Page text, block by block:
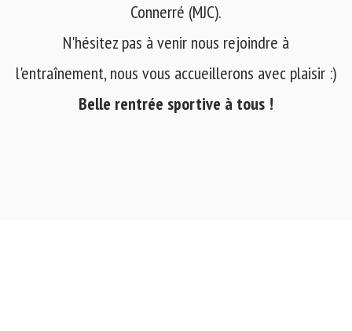
Connerré (MJC).
N'hésitez pas à venir nous rejoindre à
l'entraînement, nous vous accueillerons avec plaisir :)
Belle rentrée sportive à tous !